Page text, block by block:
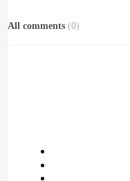
All comments (0)